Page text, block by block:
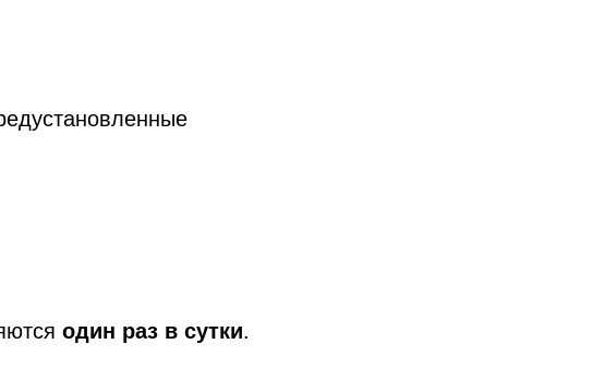
один раз в сутки.